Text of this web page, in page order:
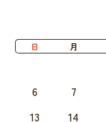
日 月
6
7
13
14